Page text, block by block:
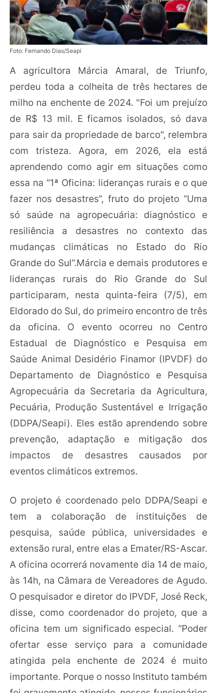
Foto: Fernando Dias/Seapi
A agricultora Márcia Amaral, de Triunfo,
perdeu toda a colheita de três hectares de
milho na enchente de 2024. "Foi um prejuízo
de R$ 13 mil. E ficamos isolados, só dava
para sair da propriedade de barco", relembra
com tristeza. Agora, em 2026, ela está
aprendendo como agir em situações como
essa na “1ª Oficina: lideranças rurais e o que
fazer nos desastres”, fruto do projeto “Uma
só saúde na agropecuária: diagnóstico e
resiliência a desastres no contexto das
mudanças climáticas no Estado do Rio
Grande do Sul”.Márcia e demais produtores e
lideranças rurais do Rio Grande do Sul
participaram, nesta quinta-feira (7/5), em
Eldorado do Sul, do primeiro encontro de três
da oficina. O evento ocorreu no Centro
Estadual de Diagnóstico e Pesquisa em
Saúde Animal Desidério Finamor (IPVDF) do
Departamento de Diagnóstico e Pesquisa
Agropecuária da Secretaria da Agricultura,
Pecuária, Produção Sustentável e Irrigação
(DDPA/Seapi). Eles estão aprendendo sobre
prevenção, adaptação e mitigação dos
impactos de desastres causados por
eventos climáticos extremos.
O projeto é coordenado pelo DDPA/Seapi e
tem a colaboração de instituições de
pesquisa, saúde pública, universidades e
extensão rural, entre elas a Emater/RS-Ascar.
A oficina ocorrerá novamente dia 14 de maio,
às 14h, na Câmara de Vereadores de Agudo.
O pesquisador e diretor do IPVDF, José Reck,
disse, como coordenador do projeto, que a
oficina tem um significado especial. “Poder
ofertar esse serviço para a comunidade
atingida pela enchente de 2024 é muito
importante. Porque o nosso Instituto também